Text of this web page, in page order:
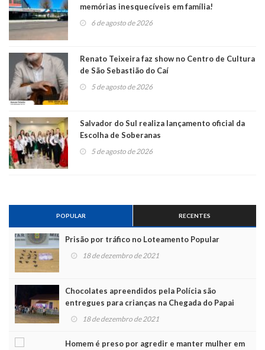
memórias inesquecíveis em família!
6 de agosto de 2026
Renato Teixeira faz show no Centro de Cultura
de São Sebastião do Caí
5 de agosto de 2026
Salvador do Sul realiza lançamento oficial da
Escolha de Soberanas
5 de agosto de 2026
POPULAR RECENTES
Prisão por tráfico no Loteamento Popular
18 de dezembro de 2021
Chocolates apreendidos pela Polícia são
entregues para crianças na Chegada do Papai
Noel
18 de dezembro de 2021
Homem é preso por agredir e manter mulher em